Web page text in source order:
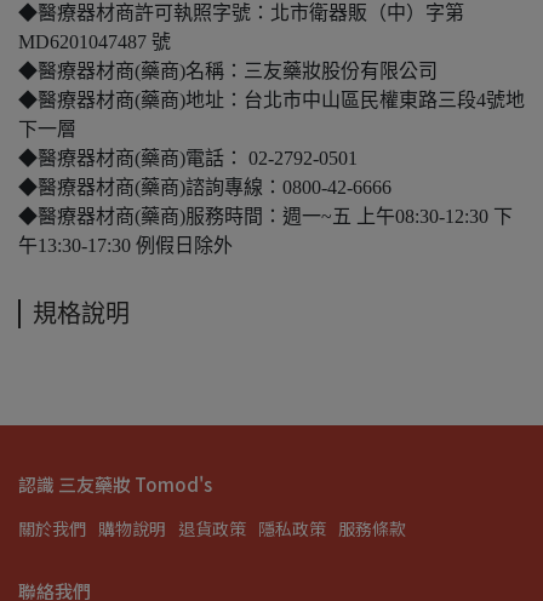
◆醫療器材商許可執照字號：北市衛器販（中）字第
MD6201047487 號
◆醫療器材商(藥商)名稱：三友藥妝股份有限公司
◆醫療器材商(藥商)地址：台北市中山區民權東路三段4號地
下一層
◆醫療器材商(藥商)電話： 02-2792-0501
◆醫療器材商(藥商)諮詢專線：0800-42-6666
◆醫療器材商(藥商)服務時間：週一~五 上午08:30-12:30 下
午13:30-17:30 例假日除外
規格說明
認識 三友藥妝 Tomod's
關於我們 購物說明 退貨政策 隱私政策 服務條款
聯絡我們